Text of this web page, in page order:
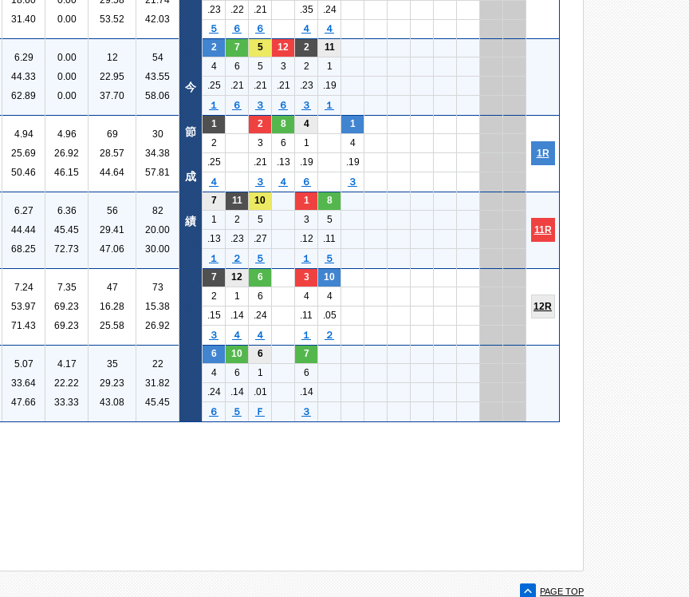
31.40
0.00
53.52
42.03
.23
.22 .21 .35
.24
５
６ ６ ４ ４
6.29
44.33
62.89
0.00
0.00
0.00
12
22.95
37.70
54
43.55
58.06
2 7 5 12 2
11
4
6 5 3 2
1
.25
.21 .21 .21 .23
.19
１
６ ３ ６ ３ １
4.94
25.69
50.46
4.96
26.92
46.15
69
28.57
44.64
30
34.38
57.81
1 2 8 4 1
1R
2 3 6 1
4
.25
.21 .13 .19
.19
４
３ ４ ６ ３
6.27
44.44
68.25
6.36
45.45
72.73
56
29.41
47.06
82
20.00
30.00
7 11 10 1 8
11R
1 2 5 3
5
.13
.23 .27 .12
.11
１
２ ５ １ ５
7.24
53.97
71.43
7.35
69.23
69.23
47
16.28
25.58
73
15.38
26.92
7 12 6 3 10
12R
2 1 6 4
4
.15
.14 .24 .11
.05
３
４ ４ １ ２
5.07
33.64
47.66
4.17
22.22
33.33
35
29.23
43.08
22
31.82
45.45
6 10 6
7
4
6 1
6
.24
.14 .01
.14
６
５ Ｆ ３
今
節
成
績
PAGE TOP